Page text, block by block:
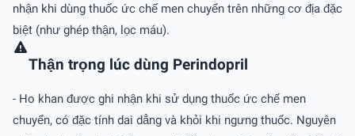
nhận khi dùng thuốc ức chế men chuyển trên những cơ địa đặc
biệt (như ghép thận, lọc máu).
Thận trọng lúc dùng Perindopril
- Ho khan được ghi nhận khi sử dụng thuốc ức chế men
chuyển, có đặc tính dai dẳng và khỏi khi ngưng thuốc. Nguyên